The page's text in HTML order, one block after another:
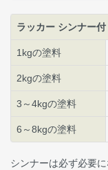
ラッカー シンナー付
1kgの塗料
2kgの塗料
3～4kgの塗料
6～8kgの塗料
シンナーは必ず必要